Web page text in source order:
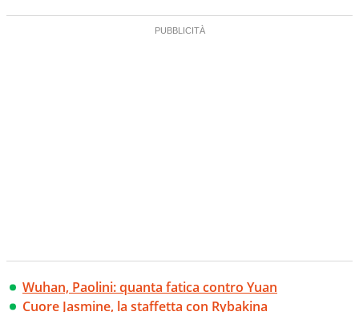
Wuhan, Paolini: quanta fatica contro Yuan
Cuore Jasmine, la staffetta con Rybakina